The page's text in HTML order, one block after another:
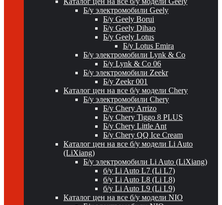
Б/у электромобили Geely
Б/у Geely Borui
Б/у Geely Dihao
Б/у Geely Lotus
Б/у Lotus Emira
Б/у электромобили Lynk & Co
Б/у Lynk & Co 06
Б/у электромобили Zeekr
Б/у Zeekr 001
Каталог цен на все б/у модели Chery
Б/у электромобили Chery
Б/у Chery Arrizo
Б/у Chery Tiggo 8 PLUS
Б/у Chery Little Ant
Б/у Chery QQ Ice Cream
Каталог цен на все б/у модели Li Auto
(LiXiang)
Б/у электромобили Li Auto (LiXiang)
б/у Li Auto L7 (Li L7)
б/у Li Auto L8 (Li L8)
б/у Li Auto L9 (Li L9)
Каталог цен на все б/у модели NIO